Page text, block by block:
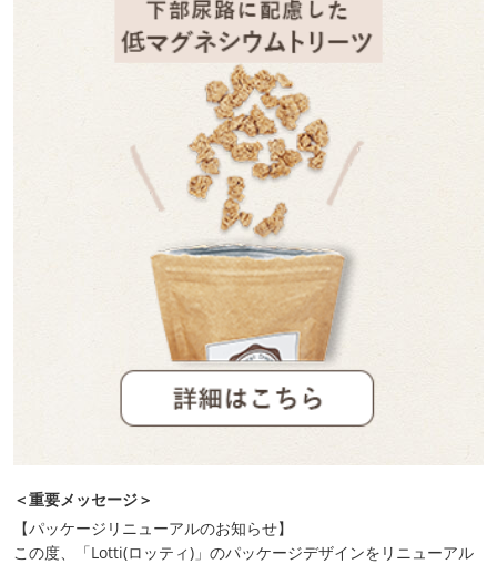
＜重要メッセージ＞
【パッケージリニューアルのお知らせ】
この度、「Lotti(ロッティ)」のパッケージデザインをリニューアル